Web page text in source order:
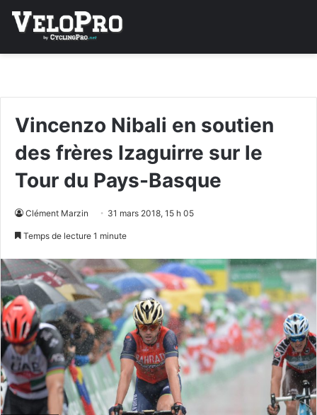
Vincenzo Nibali en soutien
des frères Izaguirre sur le
Tour du Pays-Basque
Clément Marzin 31 mars 2018, 15 h 05
Temps de lecture 1 minute